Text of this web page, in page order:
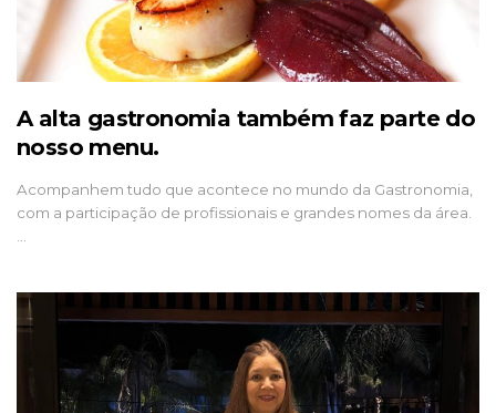
A alta gastronomia também faz parte do
nosso menu.
Acompanhem tudo que acontece no mundo da Gastronomia,
com a participação de profissionais e grandes nomes da área.